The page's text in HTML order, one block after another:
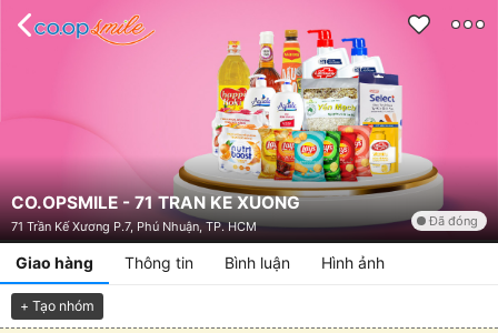
CO.OPSMILE - 71 TRAN KE XUONG
71 Trần Kế Xương P.7, Phú Nhuận, TP. HCM Đã đóng
Giao hàng Thông tin Bình luận Hình ảnh
+ Tạo nhóm